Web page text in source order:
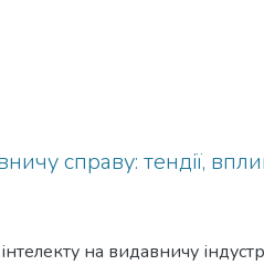
справу: тендії,
на видавничу